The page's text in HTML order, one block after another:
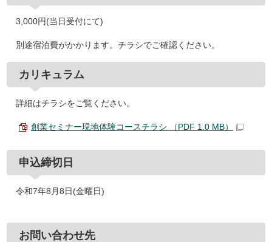
3,000円(当日受付にて)
別途宿泊費がかかります。チラシでご確認ください。
カリキュラム
詳細はチラシをご覧ください。
創業セミナー現地体験コースチラシ （PDF 1.0 MB）
申込締切日
令和7年8月8日(金曜日)
お問い合わせ先